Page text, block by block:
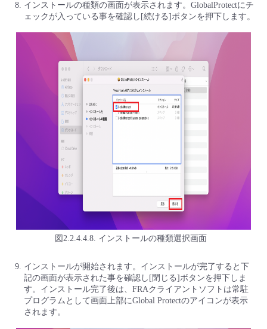
インストールの種類の画面が表示されます。GlobalProtectにチ
ェックが入っている事を確認し[続ける]ボタンを押下します。
図2.2.4.4.8. インストールの種類選択画面
インストールが開始されます。インストールが完了すると下
記の画面が表示された事を確認し[閉じる]ボタンを押下しま
す。インストール完了後は、FRAクライアントソフトは常駐
プログラムとして画面上部にGlobal Protectのアイコンが表示
されます。